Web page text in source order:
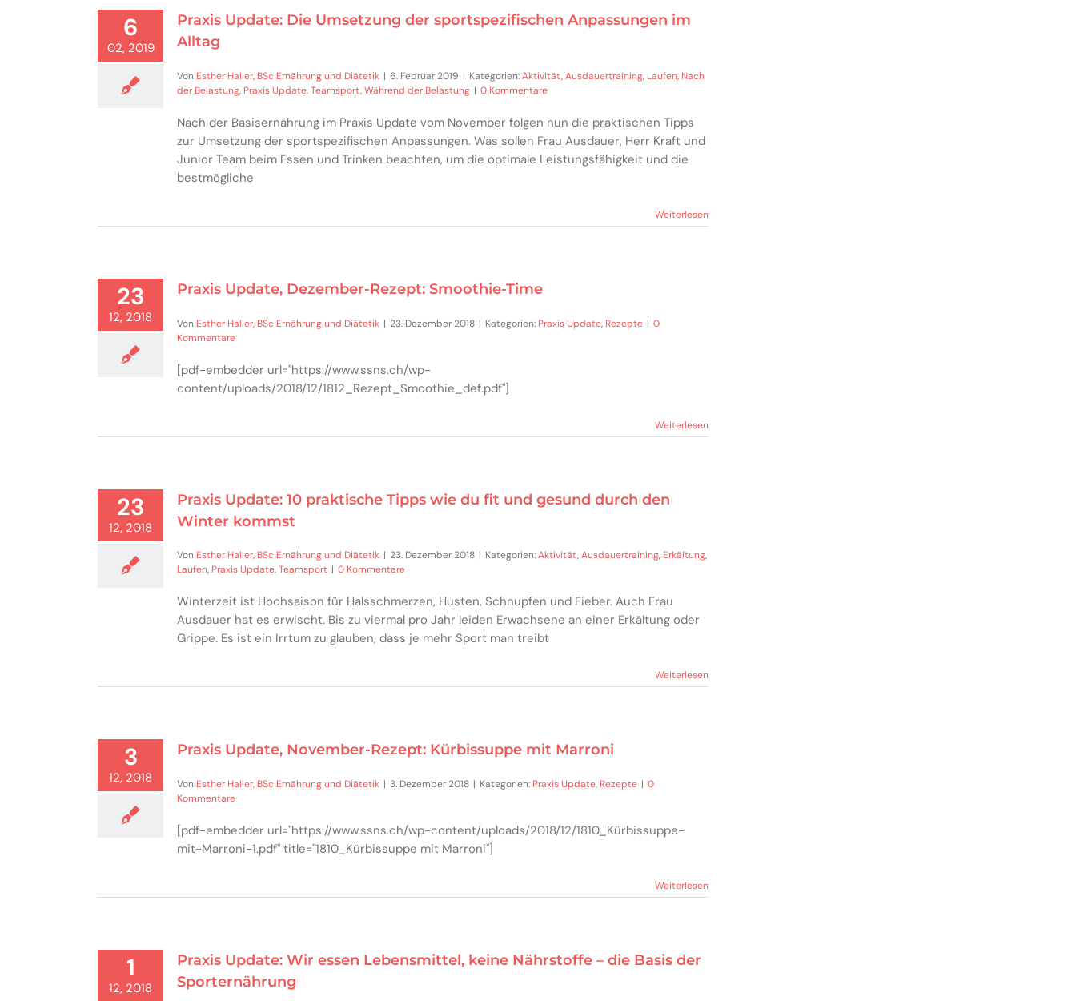
6
02, 2019
Praxis Update: Die Umsetzung der sportspezifischen Anpassungen im
Alltag
Von Esther Haller, BSc Ernährung und Diätetik | 6. Februar 2019 | Kategorien:Aktivität,Ausdauertraining, Laufen, Nach
der Belastung, Praxis Update,Teamsport,Während der Belastung | 0 Kommentare
Nach der Basisernährung im Praxis Update vom November folgen nun die praktischen Tipps
zur Umsetzung der sportspezifischen Anpassungen. Was sollen Frau Ausdauer, Herr Kraft und
Junior Team beim Essen und Trinken beachten, um die optimale Leistungsfähigkeit und die
bestmögliche
Weiterlesen
23
12, 2018
Praxis Update, Dezember-Rezept: Smoothie-Time
Von Esther Haller, BSc Ernährung und Diätetik | 23. Dezember 2018 | Kategorien: Praxis Update, Rezepte | 0
Kommentare
[pdf-embedder url="https://www.ssns.ch/wp-
content/uploads/2018/12/1812_Rezept_Smoothie_def.pdf"]
Weiterlesen
23
12, 2018
Praxis Update: 10 praktische Tipps wie du fit und gesund durch den
Winter kommst
Von Esther Haller, BSc Ernährung und Diätetik | 23. Dezember 2018 | Kategorien:Aktivität,Ausdauertraining, Erkältung,
Laufen, Praxis Update,Teamsport | 0 Kommentare
Winterzeit ist Hochsaison für Halsschmerzen, Husten, Schnupfen und Fieber. Auch Frau
Ausdauer hat es erwischt. Bis zu viermal pro Jahr leiden Erwachsene an einer Erkältung oder
Grippe. Es ist ein Irrtum zu glauben, dass je mehr Sport man treibt
Weiterlesen
3
12, 2018
Praxis Update, November-Rezept: Kürbissuppe mit Marroni
Von Esther Haller, BSc Ernährung und Diätetik | 3. Dezember 2018 | Kategorien: Praxis Update, Rezepte | 0
Kommentare
[pdf-embedder url="https://www.ssns.ch/wp-content/uploads/2018/12/1810_Kürbissuppe-
mit-Marroni-1.pdf" title="1810_Kürbissuppe mit Marroni"]
Weiterlesen
1
12, 2018
Praxis Update: Wir essen Lebensmittel, keine Nährstoffe – die Basis der
Sporternährung